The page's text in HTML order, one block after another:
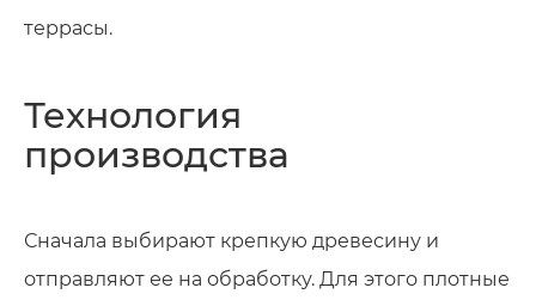
Ваши имя и фамилия
террасы.
Технология
производства
Сначала выбирают крепкую древесину и
отправляют ее на обработку. Для этого плотные